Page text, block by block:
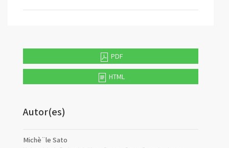
PDF
HTML
Autor(es)
Michè¨le Sato